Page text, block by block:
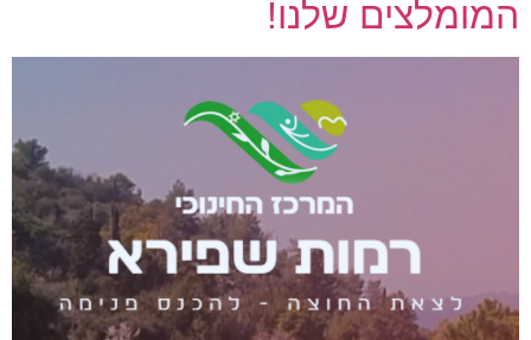
המומלצים שלנו!